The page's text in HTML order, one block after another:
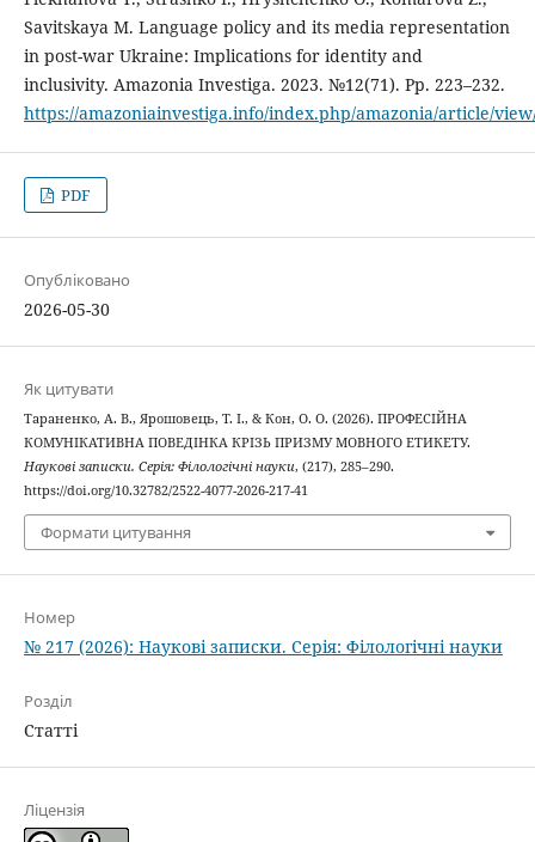
Savitskaya M. Language policy and its media representation
in post-war Ukraine: Implications for identity and
inclusivity. Amazonia Investiga. 2023. №12(71). Рр. 223–232.
https://amazoniainvestiga.info/index.php/amazonia/article/
PDF
Опубліковано
2026-05-30
Як цитувати
Тараненко, А. В., Ярошовець, Т. І., & Кон, О. О. (2026). ПРОФЕСІЙНА
КОМУНІКАТИВНА ПОВЕДІНКА КРІЗЬ ПРИЗМУ МОВНОГО ЕТИКЕТУ.
Наукові записки. Серія: Філологічні науки, (217), 285–290.
https://doi.org/10.32782/2522-4077-2026-217-41
Формати цитування
Номер
№ 217 (2026): Наукові записки. Серія: Філологічні науки
Розділ
Статті
Ліцензія